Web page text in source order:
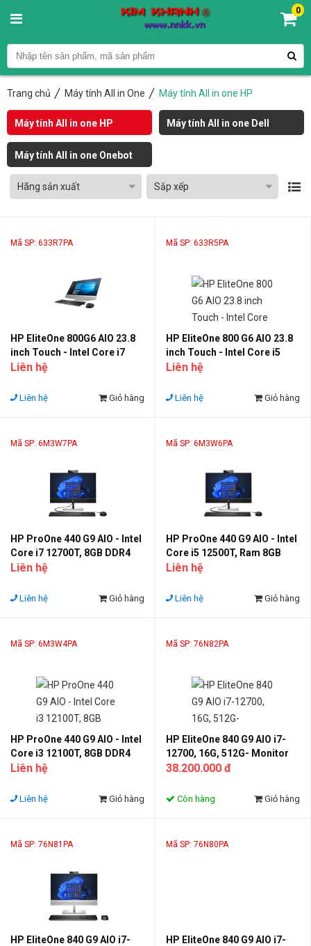
0
Trang chủ Máy tính All in One Máy tính All in one HP
Máy tính All in one HP Máy tính All in one Dell
Máy tính All in one Onebot
Hãng sản xuất Sắp xếp
Mã SP: 633R7PA
HP EliteOne 800G6 AIO 23.8
inch Touch - Intel Core i7
10700; 8G DDR4 2933;SSD
ứng
Liên hệ
Liên hệ Giỏ hàng
Mã SP: 633R5PA
HP EliteOne 800 G6 AIO 23.8
inch Touch - Intel Core i5
10500; 8G DDR4 2666; SSD
ứng
Liên hệ
Liên hệ Giỏ hàng
Mã SP: 6M3W7PA
HP ProOne 440 G9 AIO - Intel
Core i7 12700T, 8GB DDR4
3200, SSD 512G - Monitor
Liên hệ
Liên hệ Giỏ hàng
Mã SP: 6M3W6PA
HP ProOne 440 G9 AIO - Intel
Core i5 12500T, Ram 8GB
DDR4 3200, SSD 256GB
Liên hệ
Liên hệ Giỏ hàng
Mã SP: 6M3W4PA
HP ProOne 440 G9 AIO - Intel
Core i3 12100T, 8GB DDR4
3200, SSD 256GB- Monitor
Liên hệ
Liên hệ Giỏ hàng
Mã SP: 76N82PA
HP EliteOne 840 G9 AIO i7-
12700, 16G, 512G- Monitor
23.8FHD,VGA 4G_RTX3050Ti
38.200.000 đ
Còn hàng Giỏ hàng
Mã SP: 76N81PA
HP EliteOne 840 G9 AIO i7-
Mã SP: 76N80PA
HP EliteOne 840 G9 AIO i7-